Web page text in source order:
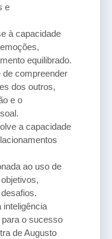
e
à capacidade
equilibrado.
de compreender
dos outros,
e o
a capacidade
ao uso de
inteligência
o sucesso
de Augusto